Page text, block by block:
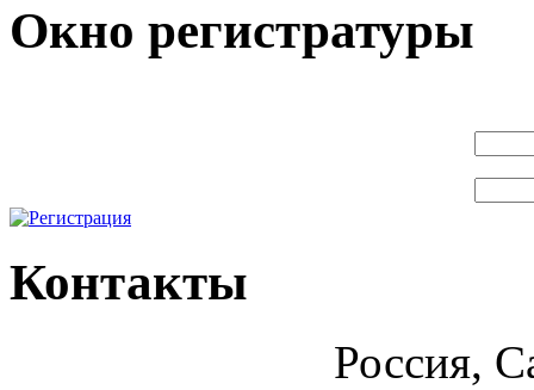
Окно регистратуры
Контакты
Россия,